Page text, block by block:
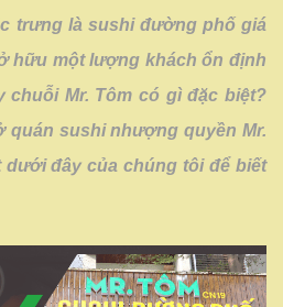
trưng là sushi đường phố giá
hữu một lượng khách ổn định
chuỗi Mr. Tôm có gì đặc biệt?
quán sushi nhượng quyền Mr.
dưới đây của chúng tôi để biết